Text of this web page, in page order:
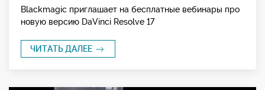
Blackmagic приглашает на бесплатные вебинары про
новую версию DaVinci Resolve 17
ЧИТАТЬ ДАЛЕЕ